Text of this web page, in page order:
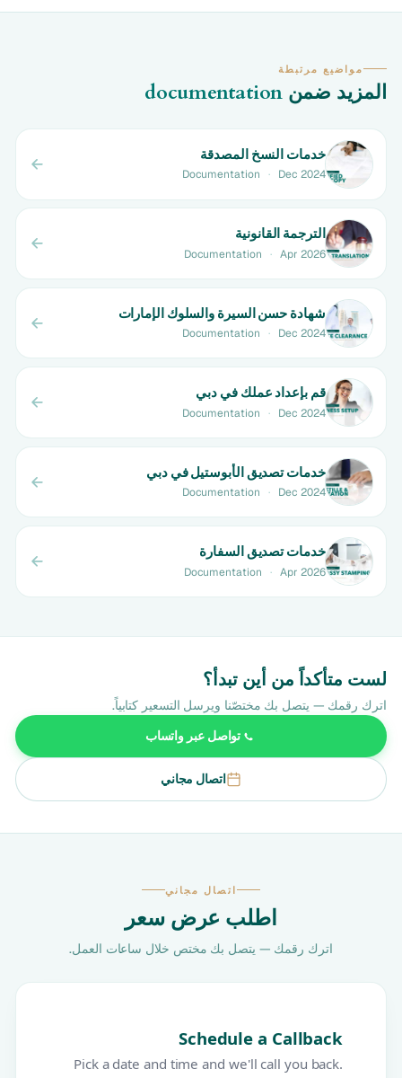
مواضيع مرتبطة
المزيد ضمنdocumentation
خدمات النسخ المصدقة
Documentation · Dec 2024
الترجمة القانونية
Documentation · Apr 2026
شهادة حسن السيرة والسلوك الإمارات
Documentation · Dec 2024
قم بإعداد عملك في دبي
Documentation · Dec 2024
خدمات تصديق الأبوستيل في دبي
Documentation · Dec 2024
خدمات تصديق السفارة
Documentation · Apr 2026
لست متأكداً من أين تبدأ؟
اترك رقمك — يتصل بك مختصّنا ويرسل التسعير كتابياً.
تواصل عبر واتساب
اتصال مجاني
اتصال مجاني
اطلب عرض سعر
اترك رقمك — يتصل بك مختص خلال ساعات العمل.
Schedule a Callback
Pick a date and time and we'll call you back.